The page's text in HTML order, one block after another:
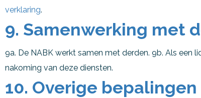
verklaring.
9. Samenwerking met
9a. De NABK werkt samen met derden. 9b. Als een
nakoming van deze diensten.
10. Overige bepalingen